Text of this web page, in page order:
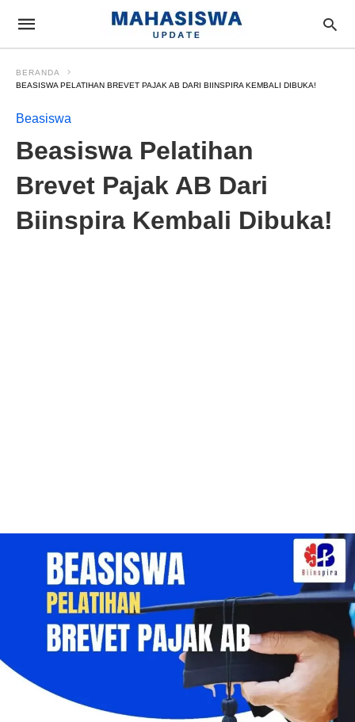
BERANDA
BEASISWA PELATIHAN BREVET PAJAK AB DARI BIINSPIRA KEMBALI DIBUKA!
Beasiswa
Beasiswa Pelatihan
Brevet Pajak AB Dari
Biinspira Kembali Dibuka!